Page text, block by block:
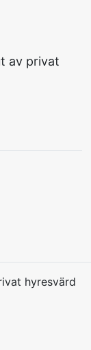
av privat
hyresvärd